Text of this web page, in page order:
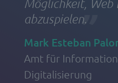
Möglichkeit, Web
abzuspielen.
Mark Esteban
Amt für
Digitalisierung